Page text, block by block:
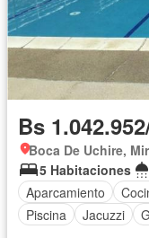
Bs
Boca De Uchire,
5 Habitaciones
Aparcamiento
Piscina
Jacuzzi